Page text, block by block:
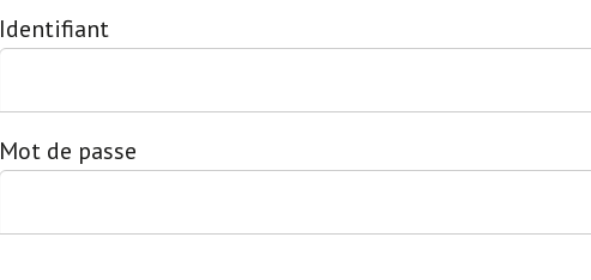
Identifiant
Mot de passe